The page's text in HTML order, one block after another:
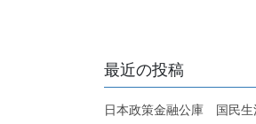
最近の投稿
日本政策金融公庫 国民生